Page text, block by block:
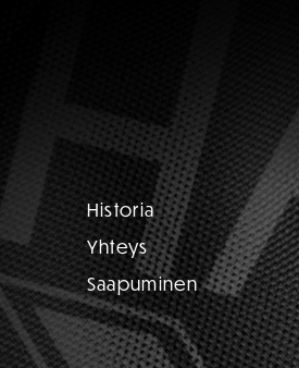
Historia
Yhteys
Saapuminen